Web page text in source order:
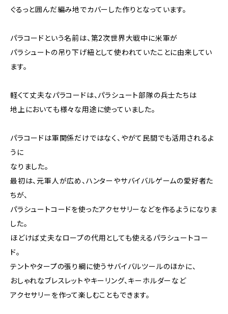
ぐるっと囲んだ編み地でカバーした作りとなっています。
パラコードという名前は、第2次世界大戦中に米軍が
パラシュートの吊り下げ紐として使われていたことに由来してい
ます。
軽くて丈夫なパラコードは、パラシュート部隊の兵士たちは
地上においても様々な用途に使っていました。
パラコードは軍関係だけではなく、やがて民間でも活用されるよ
うに
なりました。
最初は、元軍人が広め、ハンターやサバイバルゲームの愛好者た
ちが、
パラシュートコードを使ったアクセサリーなどを作るようになりま
した。
ほどけば丈夫なロープの代用としても使えるパラシュートコー
ド。
テントやタープの張り綱に使うサバイバルツールのほかに、
おしゃれなブレスレットやキーリング、キーホルダーなど
アクセサリーを作って楽しむこともできます。